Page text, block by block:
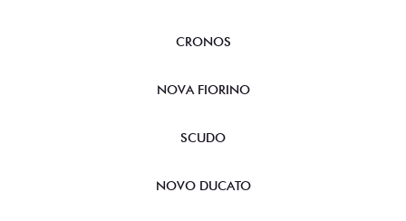
CRONOS
NOVA FIORINO
SCUDO
NOVO DUCATO